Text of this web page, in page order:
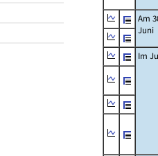
Am
Juni
Im